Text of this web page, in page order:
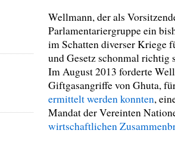
Wellmann, der als
Parlamentariergruppe ein
im Schatten diverser Kriege
und Gesetz schonmal richtig
Im August 2013 forderte
Giftgasangriffe von Ghuta,
ermittelt werden konnten,
Mandat der Vereinten
wirtschaftlichen